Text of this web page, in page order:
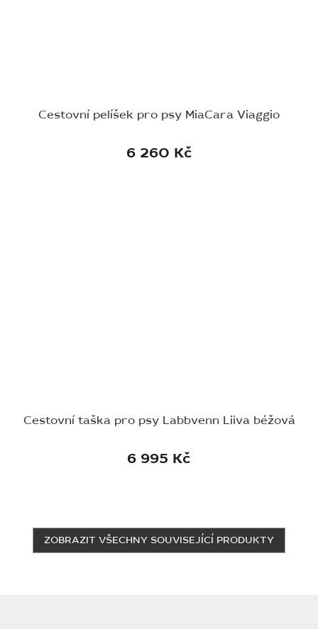
Cestovní pelíšek pro psy MiaCara Viaggio
6 260 Kč
Cestovní taška pro psy Labbvenn Liiva béžová
6 995 Kč
ZOBRAZIT VŠECHNY SOUVISEJÍCÍ PRODUKTY